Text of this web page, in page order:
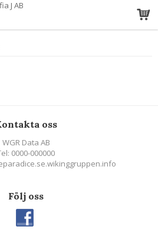
oss
WGR Data AB
0000-000000
Följ oss